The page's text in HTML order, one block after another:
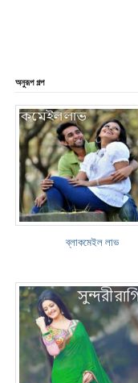
অনুরূপ গল্প
ব্লাকমেইল লাভ